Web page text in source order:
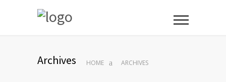
Archives HOME ARCHIVES